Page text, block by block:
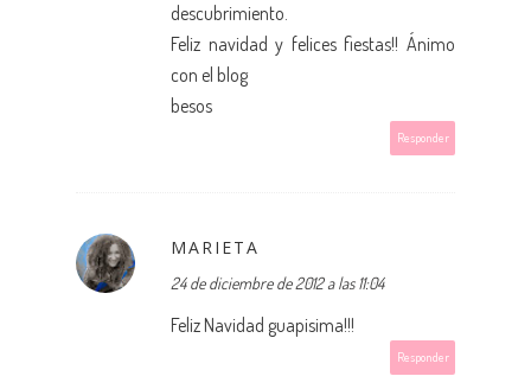
descubrimiento.
Feliz navidad y felices fiestas!! Ánimo
con el blog
besos
Responder
MARIETA
24 de diciembre de 2012 a las 11:04
Feliz Navidad guapisima!!!
Responder